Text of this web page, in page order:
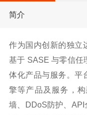
简介
作为国内创新的独立
基于 SASE 与零信任
体化产品与服务。平
擎等产品及服务，
墙、DDoS防护、